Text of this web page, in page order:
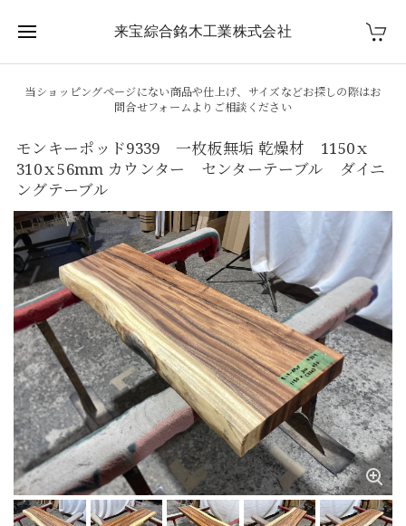
来宝綜合銘木工業株式会社
当ショッピングページにない商品や仕上げ、サイズなどお探しの際はお
問合せフォームよりご相談ください
モンキーポッド9339 一枚板無垢 乾燥材 1150ｘ
310ｘ56mm カウンター センターテーブル ダイニ
ングテーブル